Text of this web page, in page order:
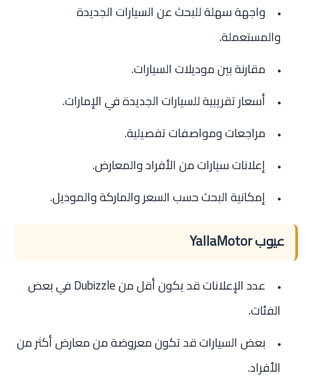
واجهة سهلة للبحث عن السيارات الجديدة
والمستعملة.
مقارنة بين موديلات السيارات.
أسعار تقريبية للسيارات الجديدة في الإمارات.
مراجعات ومواصفات تفصيلية.
إعلانات سيارات من الأفراد والمعارض.
إمكانية البحث حسب السعر والماركة والموديل.
عيوب YallaMotor
عدد الإعلانات قد يكون أقل من Dubizzle في بعض
الفئات.
بعض السيارات قد تكون معروضة من معارض أكثر من
الأفراد.